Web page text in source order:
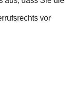
vor